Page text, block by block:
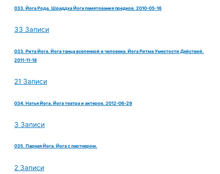
033. Йога Рода. Шраддха Йога памятования предков. 2010-05-16
33 Записи
033. Рита Йога. Йога танца вселенной и человека. Йога Ритма Уместости Действий.
2011-11-18
21 Записи
034. Натья Йога. Йога театра и актеров. 2012-06-29
3 Записи
035. Парная Йога. Йога с партнером.
2 Записи